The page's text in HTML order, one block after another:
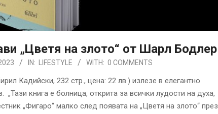
„Цветя на злото“ от Шарл Бодлер
IN: LIFESTYLE WITH: 0 COMMENTS
Кадийски, 232 стр., цена: 22 лв.) излезе в елегантно
книга е болница, открита за всички лудости на духа,
„Фигаро“ малко след появата на „Цветя на злото“ през